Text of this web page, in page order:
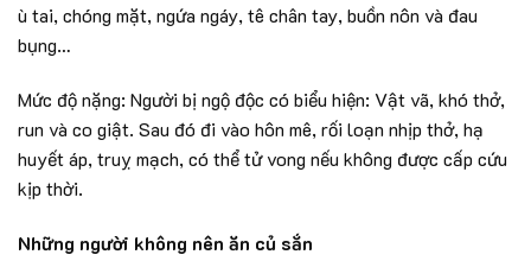
ù tai, chóng mặt, ngứa ngáy, tê chân tay, buồn nôn và đau
bụng…
Mức độ nặng: Người bị ngộ độc có biểu hiện: Vật vã, khó thở,
run và co giật. Sau đó đi vào hôn mê, rối loạn nhịp thở, hạ
huyết áp, truỵ mạch, có thể tử vong nếu không được cấp cứu
kịp thời.
Những người không nên ăn củ sắn